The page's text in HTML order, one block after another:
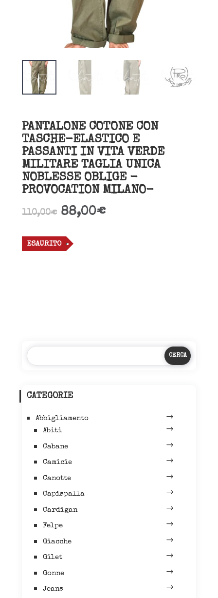
PANTALONE COTONE CON
TASCHE-ELASTICO E
PASSANTI IN VITA VERDE
MILITARE TAGLIA UNICA
NOBLESSE OBLIGE -
PROVOCATION MILANO-
110,00€ 88,00€
ESAURITO
CATEGORIE
Abbigliamento
Abiti
Cabane
Camicie
Canotte
Capispalla
Cardigan
Felpe
Giacche
Gilet
Gonne
Jeans